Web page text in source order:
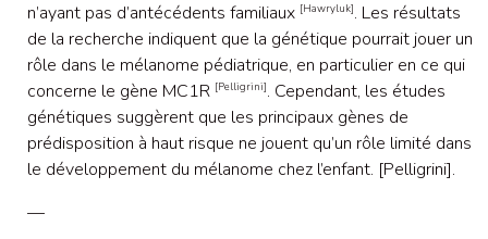
n’ayant pas d’antécédents familiaux [Hawryluk]. Les résultats
de la recherche indiquent que la génétique pourrait jouer un
rôle dans le mélanome pédiatrique, en particulier en ce qui
concerne le gène MC1R [Pelligrini]. Cependant, les études
génétiques suggèrent que les principaux gènes de
prédisposition à haut risque ne jouent qu’un rôle limité dans
le développement du mélanome chez l’enfant. [Pelligrini].
—